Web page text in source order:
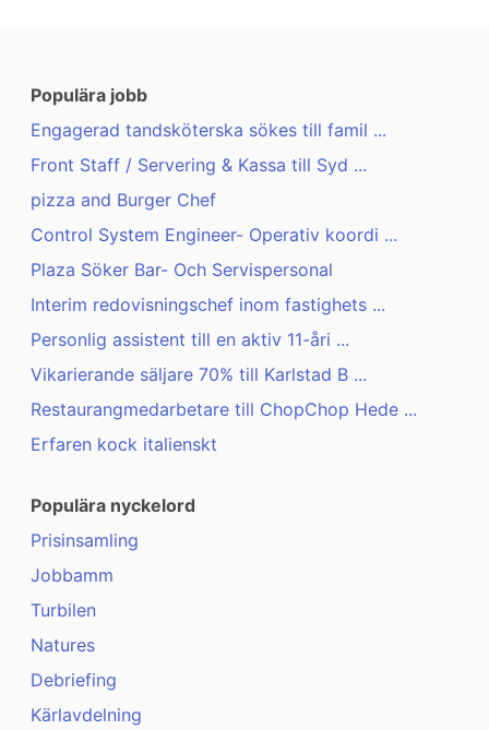
Populära jobb
Engagerad tandsköterska sökes till famil ...
Front Staff / Servering & Kassa till Syd ...
pizza and Burger Chef
Control System Engineer- Operativ koordi ...
Plaza Söker Bar- Och Servispersonal
Interim redovisningschef inom fastighets ...
Personlig assistent till en aktiv 11-åri ...
Vikarierande säljare 70% till Karlstad B ...
Restaurangmedarbetare till ChopChop Hede ...
Erfaren kock italienskt
Populära nyckelord
Prisinsamling
Jobbamm
Turbilen
Natures
Debriefing
Kärlavdelning